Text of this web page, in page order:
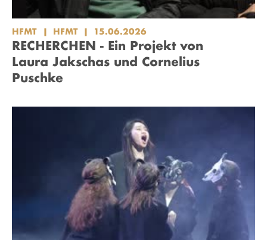
HFMT HFMT 15.06.2026
RECHERCHEN - Ein Projekt von
Laura Jakschas und Cornelius
Puschke